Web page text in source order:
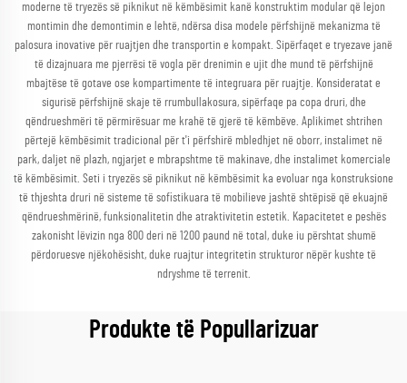
moderne të tryezës së piknikut në këmbësimit kanë konstruktim modular që lejon
montimin dhe demontimin e lehtë, ndërsa disa modele përfshijnë mekanizma të
palosura inovative për ruajtjen dhe transportin e kompakt. Sipërfaqet e tryezave janë
të dizajnuara me pjerrësi të vogla për drenimin e ujit dhe mund të përfshijnë
mbajtëse të gotave ose kompartimente të integruara për ruajtje. Konsideratat e
sigurisë përfshijnë skaje të rrumbullakosura, sipërfaqe pa copa druri, dhe
qëndrueshmëri të përmirësuar me krahë të gjerë të këmbëve. Aplikimet shtrihen
përtejë këmbësimit tradicional për t'i përfshirë mbledhjet në oborr, instalimet në
park, daljet në plazh, ngjarjet e mbrapshtme të makinave, dhe instalimet komerciale
të këmbësimit. Seti i tryezës së piknikut në këmbësimit ka evoluar nga konstruksione
të thjeshta druri në sisteme të sofistikuara të mobilieve jashtë shtëpisë që ekuajnë
qëndrueshmërinë, funksionalitetin dhe atraktivitetin estetik. Kapacitetet e peshës
zakonisht lëvizin nga 800 deri në 1200 paund në total, duke iu përshtat shumë
përdoruesve njëkohësisht, duke ruajtur integritetin strukturor nëpër kushte të
ndryshme të terrenit.
Produkte të Popullarizuar